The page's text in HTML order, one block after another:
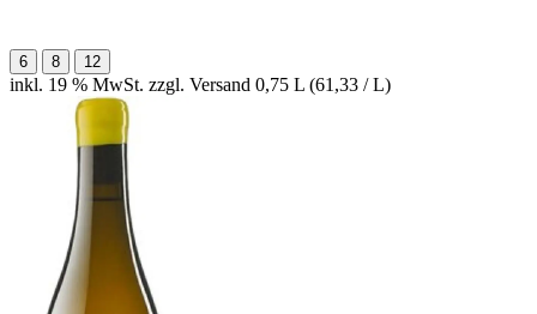
6 8 12
inkl. 19 % MwSt. zzgl. Versand 0,75 L (61,33 / L)